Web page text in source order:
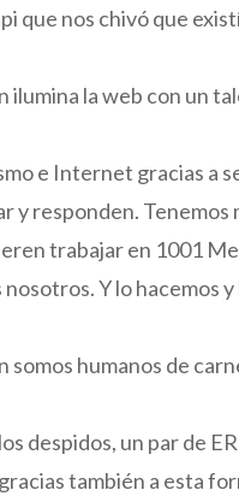
que nos chivó que
ilumina la web con un
e Internet gracias a
responden. Tenemos
trabajar en 1001
Y lo hacemos y
somos humanos de
despidos, un par de
también a esta